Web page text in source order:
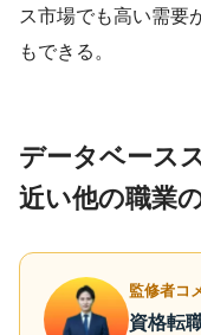
ス市場でも高い需要
もできる。
データベース
近い他の職業
監修者コ
資格転